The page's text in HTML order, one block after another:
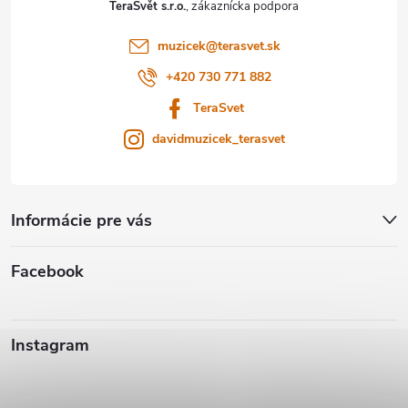
TeraSvět s.r.o.
muzicek@terasvet.sk
+420 730 771 882
TeraSvet
davidmuzicek_terasvet
Informácie pre vás
Facebook
Instagram